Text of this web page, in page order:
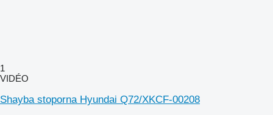
1
VIDÉO
Shayba stoporna Hyundai Q72/XKCF-00208